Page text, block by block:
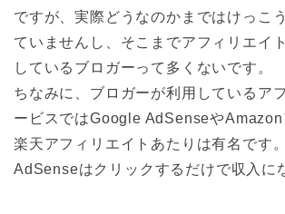
ですが、実際どうなのかまではけっこ
ていませんし、そこまでアフィリエイ
しているブロガーって多くないです。
ちなみに、ブロガーが利用しているア
ービスではGoogle AdSenseやAmazon
楽天アフィリエイトあたりは有名です
AdSenseはクリックするだけで収入に